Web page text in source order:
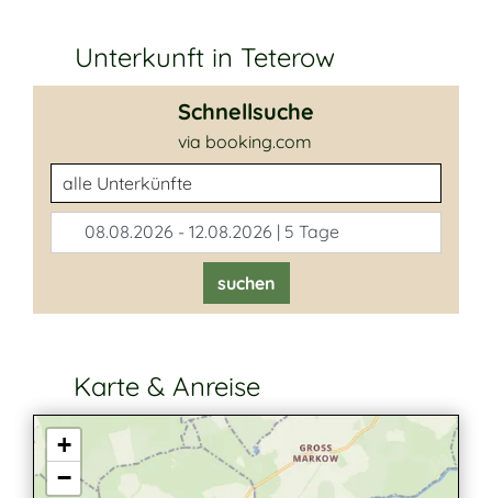
Unterkunft in Teterow
Schnellsuche
via booking.com
Unterkunftsart
08.08.2026 - 12.08.2026 | 5 Tage
suchen
Karte & Anreise
+
−